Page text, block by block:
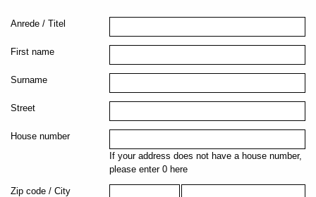
Anrede / Titel
First name
Surname
Street
House number
If your address does not have a house number,
please enter 0 here
Zip code / City